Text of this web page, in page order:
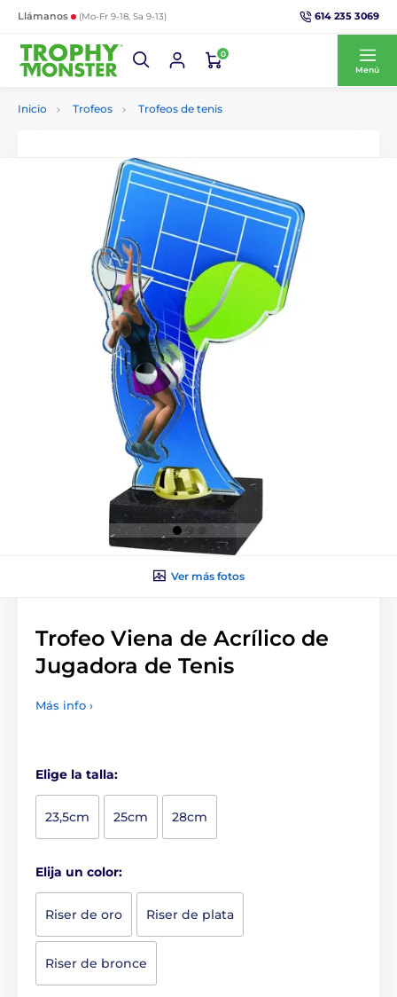
Llámanos (Mo-Fr 9-18, Sa 9-13) 614 235 3069
0
Menú
Inicio Trofeos Trofeos de tenis
Ver más fotos
Trofeo Viena de Acrílico de
Jugadora de Tenis
Más info ›
Elige la talla:
23,5cm 25cm 28cm
Elija un color:
Riser de oro Riser de plata
Riser de bronce